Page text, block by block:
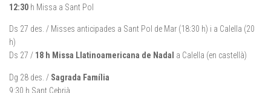
12:30 h Missa a Sant Pol
Ds 27 des. / Misses anticipades a Sant Pol de Mar (18:30 h) i a Calella (20
h)
Ds 27 / 18 h Missa Llatinoamericana de Nadal a Calella (en castellà)
Dg 28 des. / Sagrada Família
9:30 h Sant Cebrià